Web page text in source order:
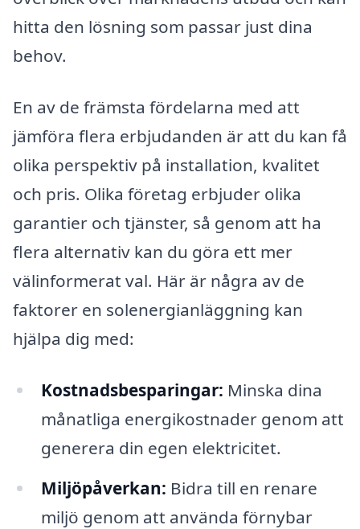
hitta den lösning som passar just dina
behov.
En av de främsta fördelarna med att
jämföra flera erbjudanden är att du kan få
olika perspektiv på installation, kvalitet
och pris. Olika företag erbjuder olika
garantier och tjänster, så genom att ha
flera alternativ kan du göra ett mer
välinformerat val. Här är några av de
faktorer en solenergianläggning kan
hjälpa dig med:
Kostnadsbesparingar: Minska dina
månatliga energikostnader genom att
generera din egen elektricitet.
Miljöpåverkan: Bidra till en renare
miljö genom att använda förnybar